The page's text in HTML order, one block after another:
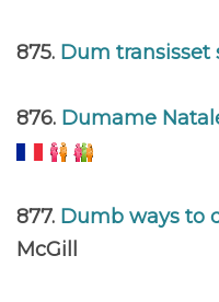
875. Dum transisset
876. Dumame
877. Dumb ways to
McGill